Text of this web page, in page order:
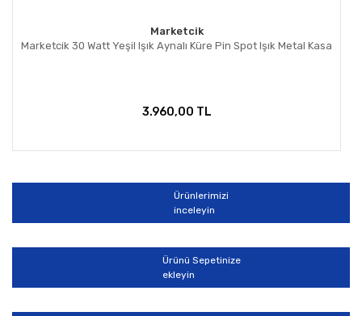
Marketcik
Marketcik 30 Watt Yeşil Işık Aynalı Küre Pin Spot Işık Metal Kasa
3.960,00 TL
Ürünlerimizi
inceleyin
Ürünü Sepetinize
ekleyin